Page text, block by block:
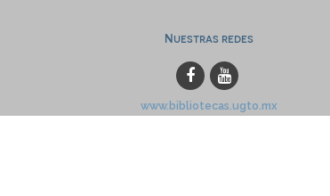
Nuestras redes
www.bibliotecas.ugto.mx